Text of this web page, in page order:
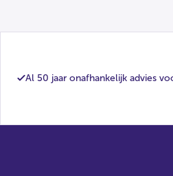
Al 50 jaar onafhankelijk advies